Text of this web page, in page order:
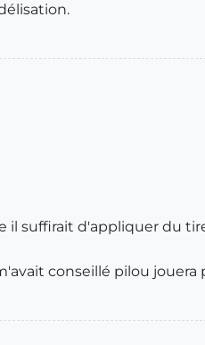
suffirait d'appliquer du
conseillé pilou